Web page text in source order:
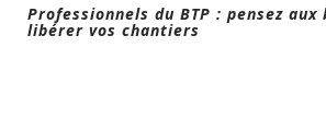
Professionnels du BTP : pensez aux
libérer vos chantiers